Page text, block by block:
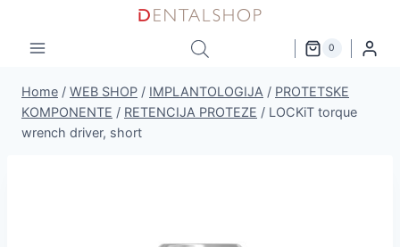
content
0
Home / WEB SHOP / IMPLANTOLOGIJA / PROTETSKE
KOMPONENTE / RETENCIJA PROTEZE / LOCKiT torque
wrench driver, short